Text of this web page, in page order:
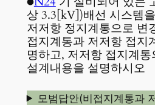
상 3.3[kV])배선 시스템
저저항 정지계통으로 변
접지계통과 저저항 접지
명하고, 저저항 접지계
설계내용을 설명하시오
모범답안(비접지계통과